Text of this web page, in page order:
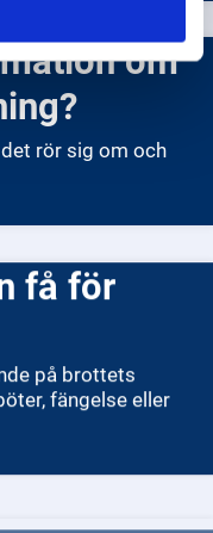
för att
vittne. I sådana
Det är viktigt att
du tipsar kan du vara
polisen behöva mer
vet hjälper du till att
rör sig om och
på brottets
fängelse eller